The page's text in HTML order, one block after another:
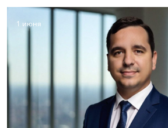
1 июня